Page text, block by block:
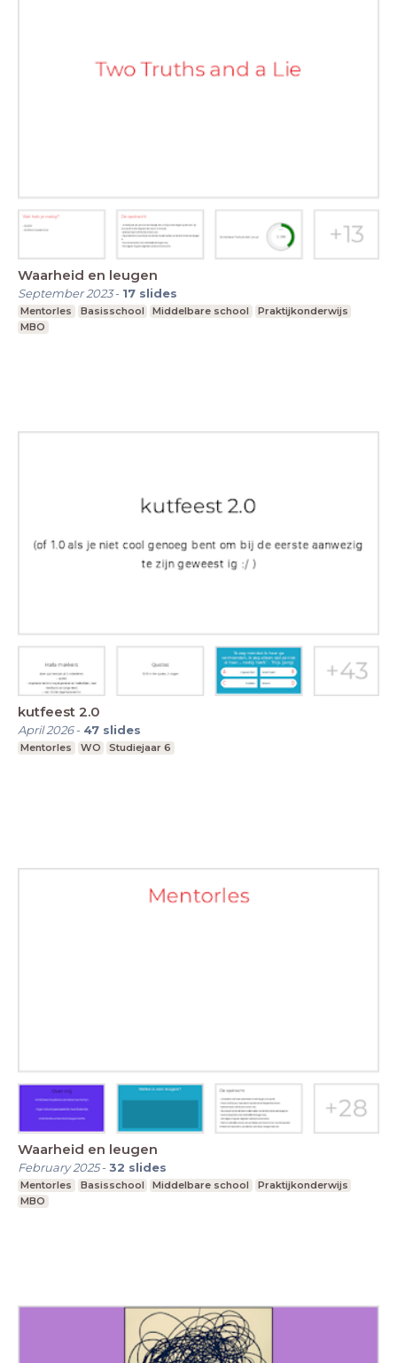
Waarheid en leugen
September 2023- 17 slides
Mentorles Basisschool Middelbare school
Praktijkonderwijs
MBO
kutfeest 2.0
April 2026- 47 slides
Mentorles WO Studiejaar 6
Waarheid en leugen
February 2025-32 slides
Mentorles Basisschool Middelbare school
Praktijkonderwijs
MBO